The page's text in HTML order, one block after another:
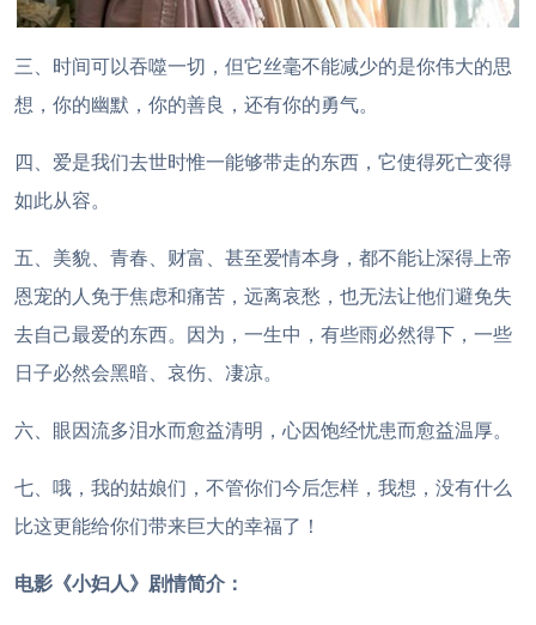
三、时间可以吞噬一切，但它丝毫不能减少的是你伟大的思
想，你的幽默，你的善良，还有你的勇气。
四、爱是我们去世时惟一能够带走的东西，它使得死亡变得
如此从容。
五、美貌、青春、财富、甚至爱情本身，都不能让深得上帝
恩宠的人免于焦虑和痛苦，远离哀愁，也无法让他们避免失
去自己最爱的东西。因为，一生中，有些雨必然得下，一些
日子必然会黑暗、哀伤、凄凉。
六、眼因流多泪水而愈益清明，心因饱经忧患而愈益温厚。
七、哦，我的姑娘们，不管你们今后怎样，我想，没有什么
比这更能给你们带来巨大的幸福了！
电影《小妇人》剧情简介：